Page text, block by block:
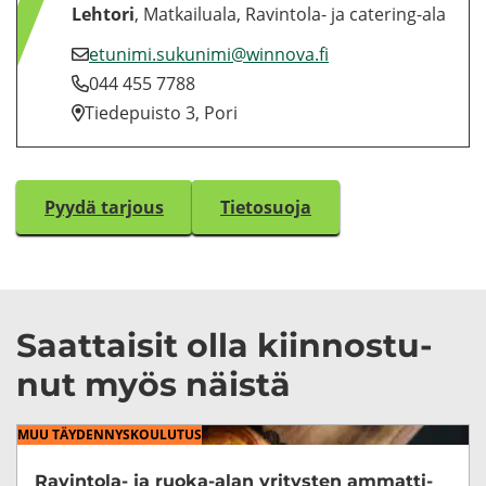
Leh­to­ri, Mat­kai­lua­la, Ravintola-​ ja catering-​ala
etu­ni­mi.su­ku­ni­mi@winnova.fi
044 455 7788
Tie­de­puis­to 3, Pori
Pyydä tar­jous Tie­to­suo­ja
Saat­tai­sit olla kiin­nos­tu­
nut myös näis­tä
MUU TÄY­DEN­NYS­KOU­LU­TUS
Ravintola-​ ja ruoka-​alan yri­tys­ten am­mat­ti­